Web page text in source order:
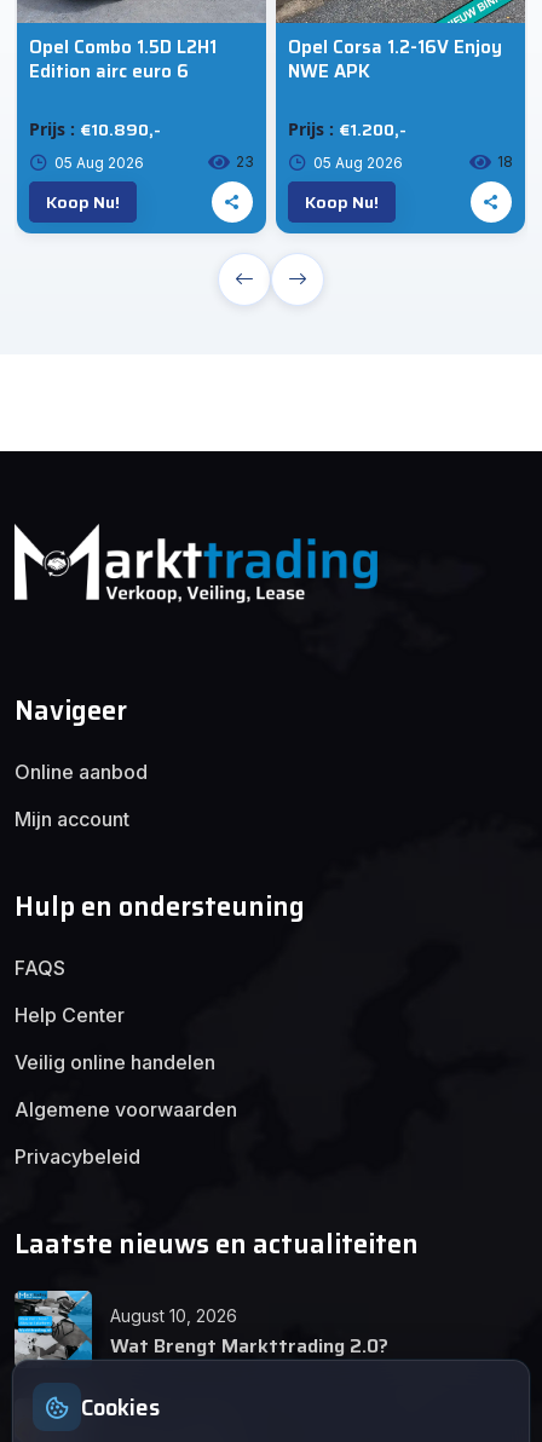
Opel Combo 1.5D L2H1
Edition airc euro 6
Prijs : €10.890,-
05 Aug 2026 23
Koop Nu!
Opel Corsa 1.2-16V Enjoy
NWE APK
Prijs : €1.200,-
05 Aug 2026 18
Koop Nu!
Navigeer
Online aanbod
Mijn account
Hulp en ondersteuning
FAQS
Help Center
Veilig online handelen
Algemene voorwaarden
Privacybeleid
Laatste nieuws en actualiteiten
August 10, 2026
Wat Brengt Markttrading 2.0?
Cookies